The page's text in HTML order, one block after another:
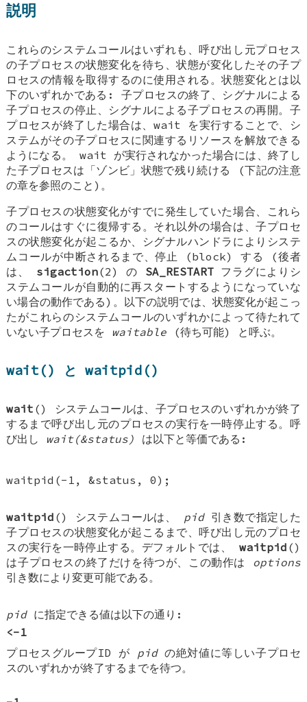
説明
これらのシステムコールはいずれも、呼び出し元プロセス
の子プロセスの状態変化を待ち、状態が変化したその子プ
ロセスの情報を取得するのに使用される。状態変化とは以
下のいずれかである: 子プロセスの終了、シグナルによる
子プロセスの停止、シグナルによる子プロセスの再開。子
プロセスが終了した場合は、wait を実行することで、シ
ステムがその子プロセスに関連するリソースを解放できる
ようになる。 wait が実行されなかった場合には、終了し
た子プロセスは「ゾンビ」状態で残り続ける (下記の注意
の章を参照のこと)。
子プロセスの状態変化がすでに発生していた場合、これら
のコールはすぐに復帰する。それ以外の場合は、子プロセ
スの状態変化が起こるか、シグナルハンドラによりシステ
ムコールが中断されるまで、停止 (block) する (後者
は、 sigaction(2) の SA_RESTARTフラグによりシ
ステムコールが自動的に再スタートするようになっていな
い場合の動作である)。以下の説明では、状態変化が起こっ
たがこれらのシステムコールのいずれかによって待たれて
いない子プロセスを waitable (待ち可能) と呼ぶ。
wait() と waitpid()
wait () システムコールは、子プロセスのいずれかが終了
するまで呼び出し元のプロセスの実行を一時停止する。呼
び出し wait(&status) は以下と等価である:
waitpid(-1, &status, 0);
waitpid () システムコールは、 pid引き数で指定した
子プロセスの状態変化が起こるまで、呼び出し元のプロセ
スの実行を一時停止する。デフォルトでは、 waitpid ()
は子プロセスの終了だけを待つが、この動作は options
引き数により変更可能である。
pidに指定できる値は以下の通り:
<-1
プロセスグループID が pidの絶対値に等しい子プロセ
スのいずれかが終了するまでを待つ。